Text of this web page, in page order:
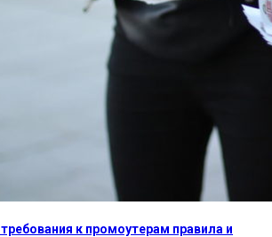
к промоутерам правила и